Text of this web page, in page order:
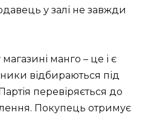
у залі не завжди
манго – це і є
відбираються під
перевіряється до
Покупець отримує